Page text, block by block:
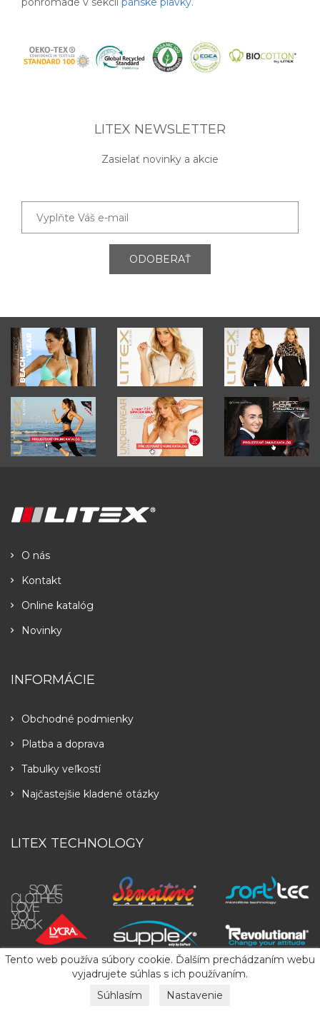
LITEX NEWSLETTER
Zasielať novinky a akcie
ODOBERAŤ
Tento web používa súbory cookie. Ďalším prechádzaním webu
vyjadrujete súhlas s ich používaním.
Súhlasím
Nastavenie
O nás
Kontakt
Online katalóg
Novinky
INFORMÁCIE
Obchodné podmienky
Platba a doprava
Tabulky veľkostí
Najčastejšie kladené otázky
LITEX TECHNOLOGY